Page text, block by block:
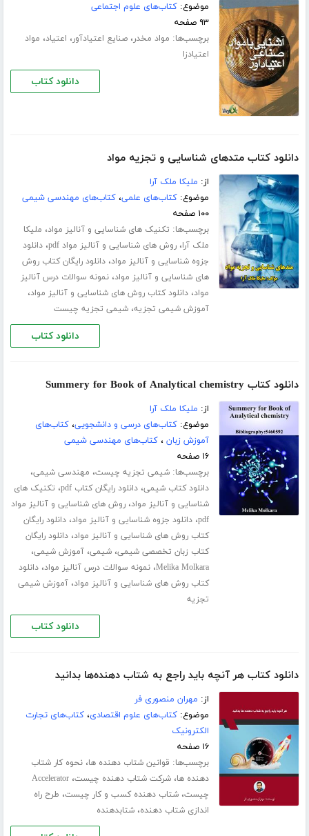
موضوع:کتاب‌های علوم اجتماعی
۹۳ صفحه
برچسب‌ها: مواد مخدر،صنایع اعتیادآور، اعتیاد، مواد
اعتیادزا
دانلود کتاب
دانلود کتاب متدهای شناسایی و تجزیه مواد
از: ملیکا ملک آرا
موضوع:کتاب‌های علمی،کتاب‌های مهندسی شیمی
۱۰۰ صفحه
برچسب‌ها: تکنیک های شناسایی و آنالیز مواد، ملیکا
ملک آرا،روش های شناسایی و آنالیز مواد pdf ،دانلود
جزوه شناسایی و آنالیز مواد،دانلود رایگان کتاب روش
های شناسایی و آنالیز مواد،نمونه سوالات درس آنالیز
مواد،دانلود کتاب روش های شناسایی و آنالیز مواد،
آموزش شیمی تجزیه،شیمی تجزیه چیست
دانلود کتاب
دانلود کتاب Summery for Book of Analytical chemistry
از: ملیکا ملک آرا
موضوع:کتاب‌های درسی و دانشجویی،کتاب‌های
آموزش زبان ،کتاب‌های مهندسی شیمی
۱۶ صفحه
برچسب‌ها:شیمی تجزیه چیست، مهندسی شیمی،
دانلود کتاب شیمی،دانلود رایگان کتاب pdf ، تکنیک های
شناسایی و آنالیز مواد،روش های شناسایی و آنالیز مواد
pdf،دانلود جزوه شناسایی و آنالیز مواد،دانلود رایگان
کتاب روش های شناسایی و آنالیز مواد،دانلود رایگان
کتاب زبان تخصصی شیمی،شیمی،آموزش شیمی،
Melika Molkara،نمونه سوالات درس آنالیز مواد،دانلود
کتاب روش های شناسایی و آنالیز مواد،آموزش شیمی
تجزیه
دانلود کتاب
دانلود کتاب هر آنچه باید راجع به شتاب دهنده‌ها بدانید
از: مهران منصوری فر
موضوع:کتاب‌های علوم اقتصادی،کتاب‌های تجارت
الکترونیک
۱۶ صفحه
برچسب‌ها: قوانین شتاب دهنده ها،نحوه کار شتاب
دهنده ها،شرکت شتاب دهنده چیست،Accelerator
چیست،شتاب دهنده کسب و کار چیست، طرح راه
اندازی شتاب دهنده،شتابدهنده